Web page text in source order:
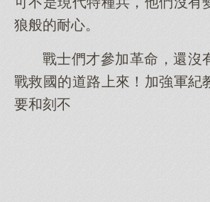
狼般的耐心。
戰士們才參加革命，還沒
戰救國的道路上來！加強軍紀
要和刻不